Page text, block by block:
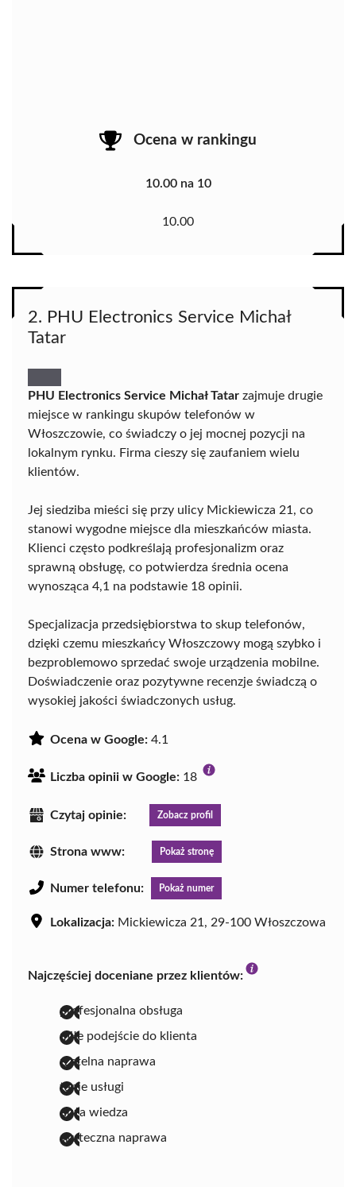
Ocena w rankingu
10.00 na 10
10.00
2. PHU Electronics Service Michał
Tatar
PHU Electronics Service Michał Tatar zajmuje drugie
miejsce w rankingu skupów telefonów w
Włoszczowie, co świadczy o jej mocnej pozycji na
lokalnym rynku. Firma cieszy się zaufaniem wielu
klientów.
Jej siedziba mieści się przy ulicy Mickiewicza 21, co
stanowi wygodne miejsce dla mieszkańców miasta.
Klienci często podkreślają profesjonalizm oraz
sprawną obsługę, co potwierdza średnia ocena
wynosząca 4,1 na podstawie 18 opinii.
Specjalizacja przedsiębiorstwa to skup telefonów,
dzięki czemu mieszkańcy Włoszczowy mogą szybko i
bezproblemowo sprzedać swoje urządzenia mobilne.
Doświadczenie oraz pozytywne recenzje świadczą o
wysokiej jakości świadczonych usług.
Ocena w Google: 4.1
Liczba opinii w Google: 18
Czytaj opinie: Zobacz profil
Strona www: Pokaż stronę
Numer telefonu: Pokaż numer
Lokalizacja: Mickiewicza 21, 29-100 Włoszczowa
Najczęściej doceniane przez klientów:
profesjonalna obsługa
miłe podejście do klienta
rzetelna naprawa
tanie usługi
duża wiedza
skuteczna naprawa